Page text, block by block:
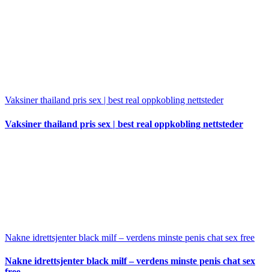
Vaksiner thailand pris sex | best real oppkobling nettsteder
Vaksiner thailand pris sex | best real oppkobling nettsteder
Nakne idrettsjenter black milf – verdens minste penis chat sex free
Nakne idrettsjenter black milf – verdens minste penis chat sex